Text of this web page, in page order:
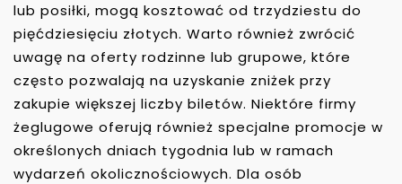
lub posiłki, mogą kosztować od trzydziestu do
pięćdziesięciu złotych. Warto również zwrócić
uwagę na oferty rodzinne lub grupowe, które
często pozwalają na uzyskanie zniżek przy
zakupie większej liczby biletów. Niektóre firmy
żeglugowe oferują również specjalne promocje w
określonych dniach tygodnia lub w ramach
wydarzeń okolicznościowych. Dla osób